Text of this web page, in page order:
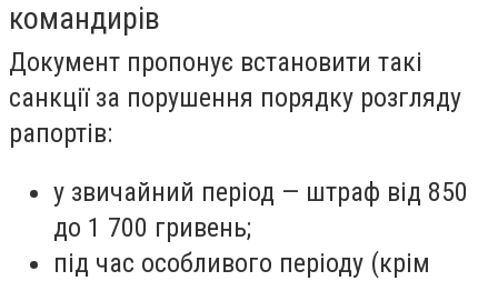
командирів
Документ пропонує встановити такі
санкції за порушення порядку розгляду
рапортів:
у звичайний період — штраф від 850
до 1 700 гривень;
під час особливого періоду (крім